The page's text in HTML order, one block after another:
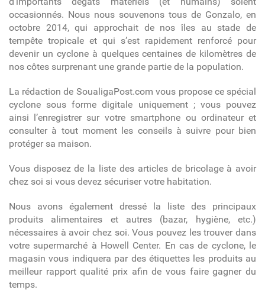
occasionnés. Nous nous souvenons tous de Gonzalo, en
octobre 2014, qui approchait de nos îles au stade de
tempête tropicale et qui s’est rapidement renforcé pour
devenir un cyclone à quelques centaines de kilomètres de
nos côtes surprenant une grande partie de la population.
La rédaction de SoualigaPost.com vous propose ce spécial
cyclone sous forme digitale uniquement ; vous pouvez
ainsi l’enregistrer sur votre smartphone ou ordinateur et
consulter à tout moment les conseils à suivre pour bien
protéger sa maison.
Vous disposez de la liste des articles de bricolage à avoir
chez soi si vous devez sécuriser votre habitation.
Nous avons également dressé la liste des principaux
produits alimentaires et autres (bazar, hygiène, etc.)
nécessaires à avoir chez soi. Vous pouvez les trouver dans
votre supermarché à Howell Center. En cas de cyclone, le
magasin vous indiquera par des étiquettes les produits au
meilleur rapport qualité prix afin de vous faire gagner du
temps.